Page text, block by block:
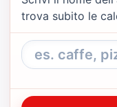
trova subito le